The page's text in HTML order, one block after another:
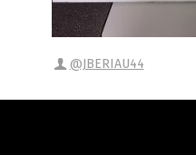
@JBERIAU44